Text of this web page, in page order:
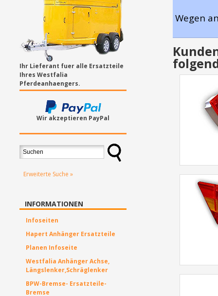
Ihr Lieferant fuer alle Ersatzteile
Ihres Westfalia
Pferdeanhaengers.
Wir akzeptieren PayPal
Erweiterte Suche »
INFORMATIONEN
Infoseiten
Hapert Anhänger Ersatzteile
Planen Infoseite
Westfalia Anhänger Achse,
Längslenker,Schräglenker
BPW-Bremse- Ersatzteile-
Bremse
Wegen